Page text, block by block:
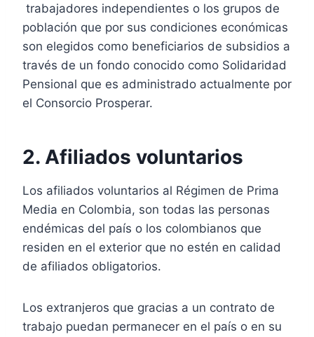
trabajadores independientes o los grupos de
población que por sus condiciones económicas
son elegidos como beneficiarios de subsidios a
través de un fondo conocido como Solidaridad
Pensional que es administrado actualmente por
el Consorcio Prosperar.
2. Afiliados voluntarios
Los afiliados voluntarios al Régimen de Prima
Media en Colombia, son todas las personas
endémicas del país o los colombianos que
residen en el exterior que no estén en calidad
de afiliados obligatorios.
Los extranjeros que gracias a un contrato de
trabajo puedan permanecer en el país o en su